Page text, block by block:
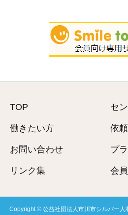
TOP セ
働きたい方 依
お問い合わせ プ
リンク集 会
Copyright © 公益社団法人市川市シルバー